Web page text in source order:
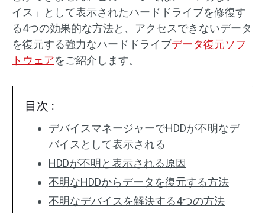
イス」として表示されたハードドライブを修復す
る4つの効果的な方法と、アクセスできないデータ
を復元する強力なハードドライブデータ復元ソフ
トウェアをご紹介します。
目次 :
デバイスマネージャーでHDDが不明なデ
バイスとして表示される
HDDが不明と表示される原因
不明なHDDからデータを復元する方法
不明なデバイスを解決する4つの方法